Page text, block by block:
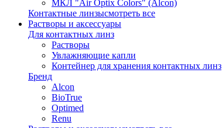
МКЛ "Air Optix Colors" (Alcon)
Контактные линзысмотреть все
Растворы и аксессуары
Для контактных линз
Растворы
Увлажняющие капли
Контейнер для хранения контактных линз
Бренд
Alcon
BioTrue
Optimed
Renu